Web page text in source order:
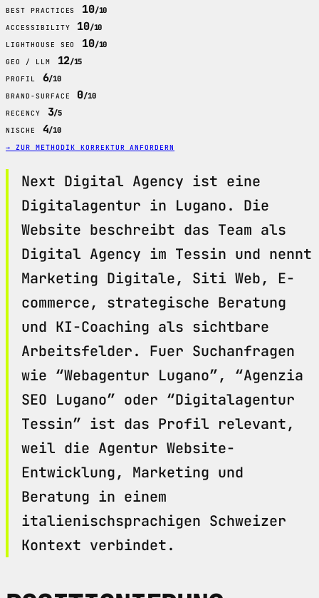
BEST PRACTICES 10/10
ACCESSIBILITY 10/10
LIGHTHOUSE SEO 10/10
GEO / LLM 12/15
PROFIL 6/10
BRAND-SURFACE 0/10
RECENCY 3/5
NISCHE 4/10
→ ZUR METHODIK KORREKTUR ANFORDERN
Next Digital Agency ist eine
Digitalagentur in Lugano. Die
Website beschreibt das Team als
Digital Agency im Tessin und nennt
Marketing Digitale, Siti Web, E-
commerce, strategische Beratung
und KI-Coaching als sichtbare
Arbeitsfelder. Fuer Suchanfragen
wie “Webagentur Lugano”, “Agenzia
SEO Lugano” oder “Digitalagentur
Tessin” ist das Profil relevant,
weil die Agentur Website-
Entwicklung, Marketing und
Beratung in einem
italienischsprachigen Schweizer
Kontext verbindet.